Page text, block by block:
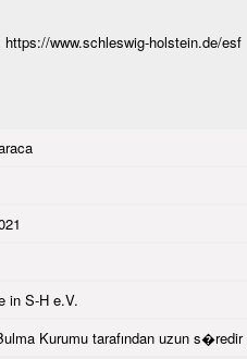
https://www.schleswig-holstein.de/esf
in S-H e.V.
Kurumu tarafından uzun s�redir